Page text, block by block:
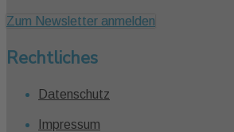
Zum Newsletter anmelden
Rechtliches
Datenschutz
Impressum